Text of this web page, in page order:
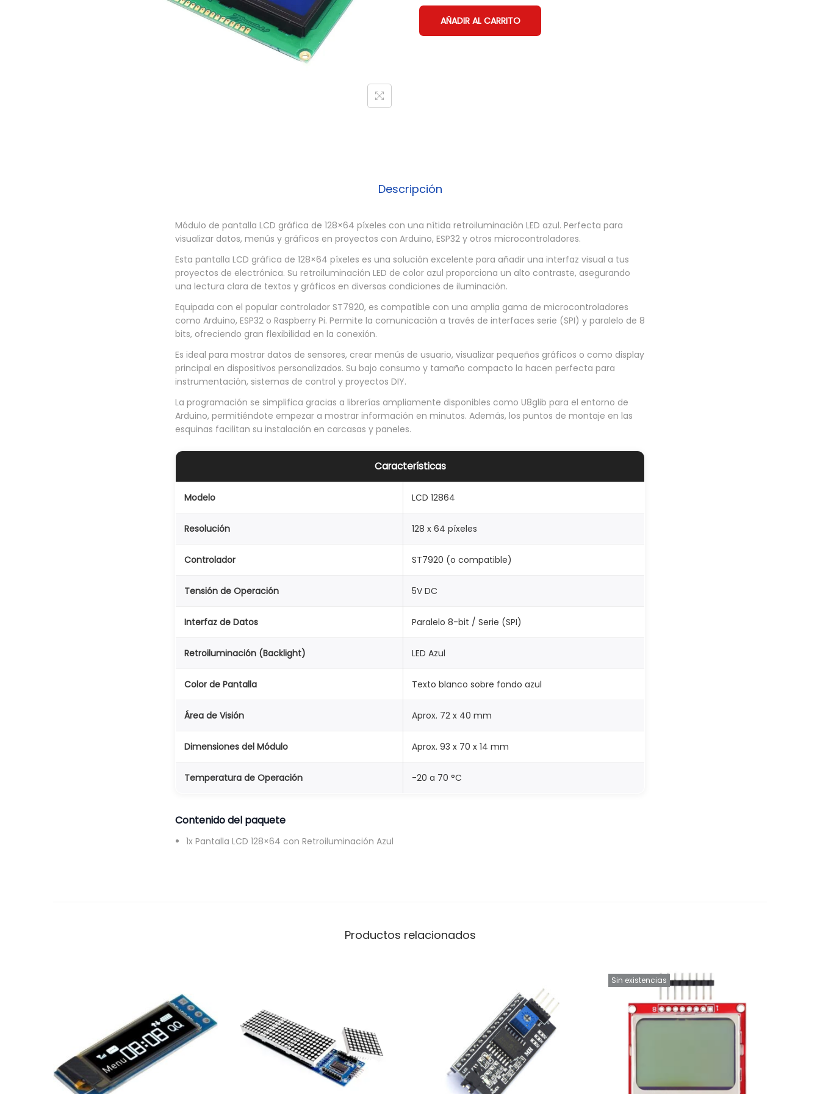
AÑADIR AL CARRITO
Descripción
Módulo de pantalla LCD gráfica de 128×64 píxeles con una nítida retroiluminación LED azul. Perfecta para
visualizar datos, menús y gráficos en proyectos con Arduino, ESP32 y otros microcontroladores.
Esta pantalla LCD gráfica de 128×64 píxeles es una solución excelente para añadir una interfaz visual a tus
proyectos de electrónica. Su retroiluminación LED de color azul proporciona un alto contraste, asegurando
una lectura clara de textos y gráficos en diversas condiciones de iluminación.
Equipada con el popular controlador ST7920, es compatible con una amplia gama de microcontroladores
como Arduino, ESP32 o Raspberry Pi. Permite la comunicación a través de interfaces serie (SPI) y paralelo de 8
bits, ofreciendo gran flexibilidad en la conexión.
Es ideal para mostrar datos de sensores, crear menús de usuario, visualizar pequeños gráficos o como display
principal en dispositivos personalizados. Su bajo consumo y tamaño compacto la hacen perfecta para
instrumentación, sistemas de control y proyectos DIY.
La programación se simplifica gracias a librerías ampliamente disponibles como U8glib para el entorno de
Arduino, permitiéndote empezar a mostrar información en minutos. Además, los puntos de montaje en las
esquinas facilitan su instalación en carcasas y paneles.
Características
Modelo LCD 12864
Resolución 128 x 64 píxeles
Controlador ST7920 (o compatible)
Tensión de Operación 5V DC
Interfaz de Datos Paralelo 8-bit / Serie (SPI)
Retroiluminación (Backlight) LED Azul
Color de Pantalla Texto blanco sobre fondo azul
Área de Visión Aprox. 72 x 40 mm
Dimensiones del Módulo Aprox. 93 x 70 x 14 mm
Temperatura de Operación -20 a 70 °C
Contenido del paquete
1x Pantalla LCD 128×64 con Retroiluminación Azul
Productos relacionados
Sin existencias